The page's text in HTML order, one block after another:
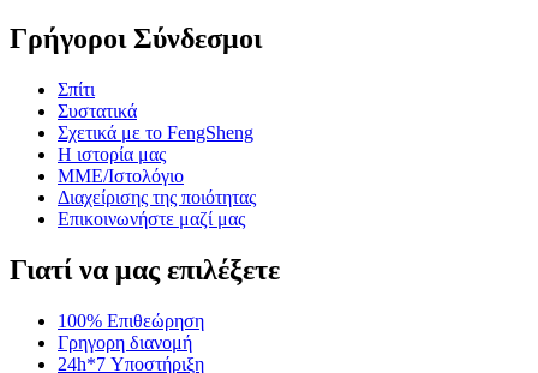
Γρήγοροι Σύνδεσμοι
Σπίτι
Συστατικά
Σχετικά με το FengSheng
Η ιστορία μας
ΜΜΕ/Ιστολόγιο
Διαχείρισης της ποιότητας
Επικοινωνήστε μαζί μας
Γιατί να μας επιλέξετε
100% Επιθεώρηση
Γρηγορη διανομή
24h*7 Υποστήριξη